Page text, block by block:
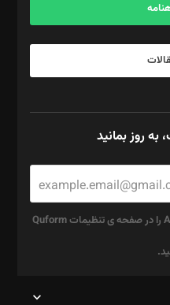
به روز بمانید
برای استفاده از ریکپچا بایستی کلید API را در صفحه ی تنظیمات Quform